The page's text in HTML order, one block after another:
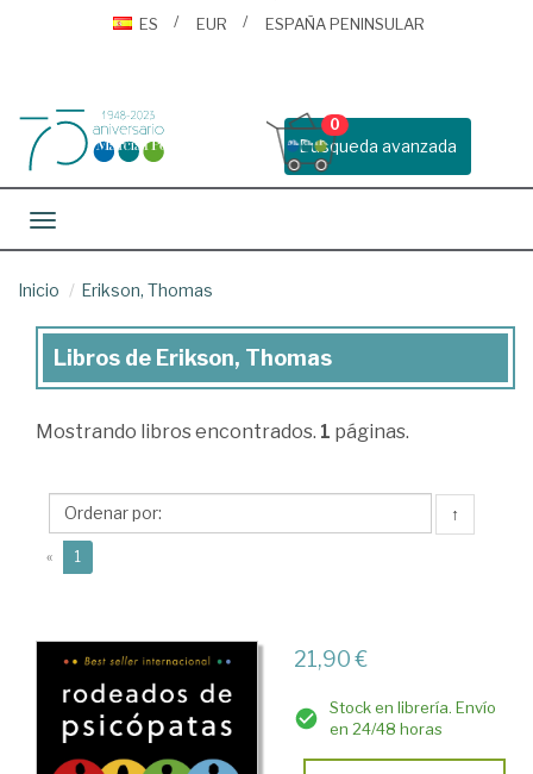
ES
EUR ESPAÑA PENINSULAR
Busqueda avanzada
0
Toggle navigation
Inicio Erikson, Thomas
Libros
Erikson,
Libros de Erikson, Thomas
Mostrando libros encontrados. 1 páginas.
↑
« 1
21,90 €
Stock en librería. Envío
en 24/48 horas